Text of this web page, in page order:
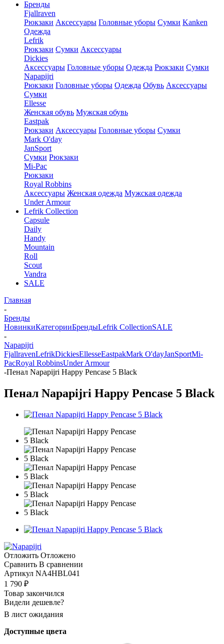
Бренды
Fjallraven
Рюкзаки Аксессуары Головные уборы Сумки Kanken
Одежда
Lefrik
Рюкзаки Сумки Аксессуары
Dickies
Аксессуары Головные уборы Одежда Рюкзаки Сумки
Napapijri
Рюкзаки Головные уборы Одежда Обувь Аксессуары
Сумки
Ellesse
Женская обувь Мужская обувь
Eastpak
Рюкзаки Аксессуары Головные уборы Сумки
Mark O'day
JanSport
Сумки Рюкзаки
Mi-Pac
Рюкзаки
Royal Robbins
Аксессуары Женская одежда Мужская одежда
Under Armour
Lefrik Collection
Capsule
Daily
Handy
Mountain
Roll
Scout
Vandra
SALE
Главная
-
Бренды
НовинкиКатегорииБрендыLefrik CollectionSALE
-
Napapijri
FjallravenLefrikDickiesEllesseEastpakMark O'dayJanSportMi-
PacRoyal RobbinsUnder Armour
-Пенал Napapijri Happy Pencase 5 Black
Пенал Napapijri Happy Pencase 5 Black
Отложить Отложено
Сравнить В сравнении
Артикул NA4HBL041
1 790 ₽
Товар закончился
Видели дешевле?
В лист ожидания
Доступные цвета